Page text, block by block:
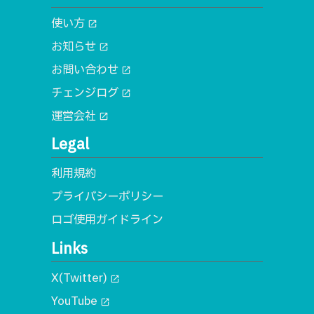
使い方 open_in_new
お知らせ open_in_new
お問い合わせ open_in_new
チェンジログ open_in_new
運営会社 open_in_new
Legal
利用規約
プライバシーポリシー
ロゴ使用ガイドライン
Links
X(Twitter) open_in_new
YouTube open_in_new